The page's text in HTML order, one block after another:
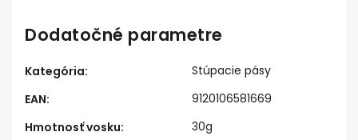
Dodatočné parametre
Kategória:
Stúpacie pásy
EAN:
9120106581669
Hmotnosť vosku: 30g